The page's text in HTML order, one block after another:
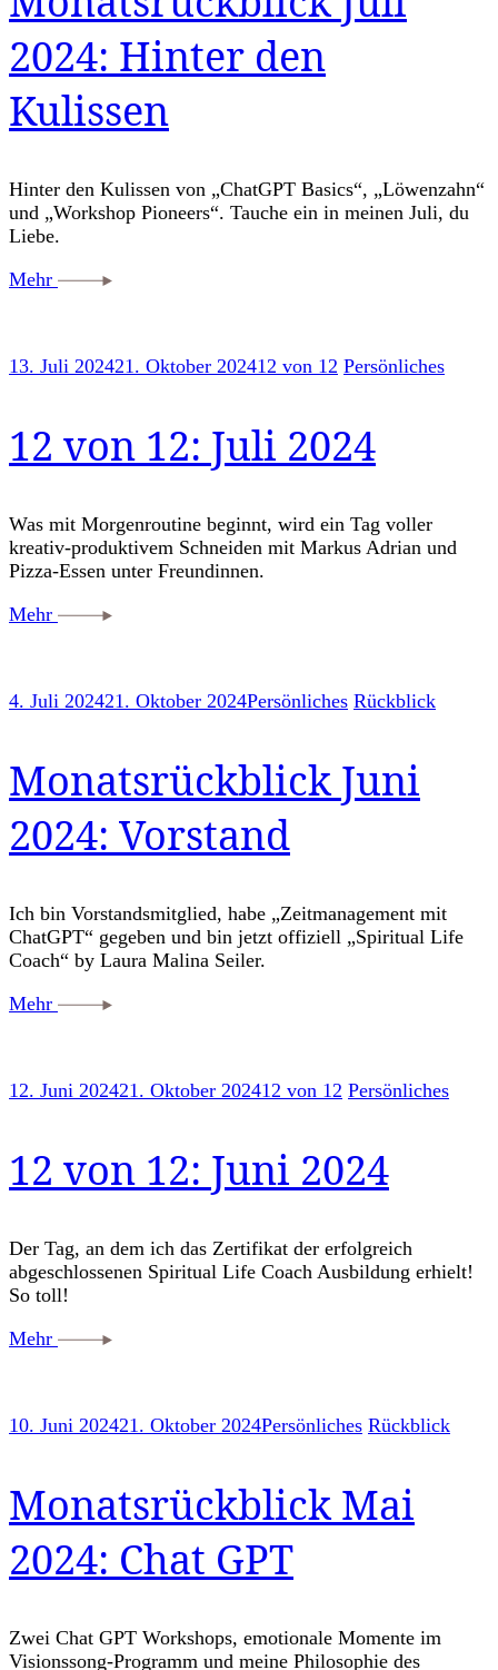
2024: Hinter den
Kulissen
Hinter den Kulissen von „ChatGPT Basics“, „Löwenzahn“
und „Workshop Pioneers“. Tauche ein in meinen Juli, du
Liebe.
Mehr
13. Juli 202421. Oktober 202412 von 12 Persönliches
12 von 12: Juli 2024
Was mit Morgenroutine beginnt, wird ein Tag voller
kreativ-produktivem Schneiden mit Markus Adrian und
Pizza-Essen unter Freundinnen.
Mehr
4. Juli 202421. Oktober 2024Persönliches Rückblick
Monatsrückblick Juni
2024: Vorstand
Ich bin Vorstandsmitglied, habe „Zeitmanagement mit
ChatGPT“ gegeben und bin jetzt offiziell „Spiritual Life
Coach“ by Laura Malina Seiler.
Mehr
12. Juni 202421. Oktober 202412 von 12 Persönliches
12 von 12: Juni 2024
Der Tag, an dem ich das Zertifikat der erfolgreich
abgeschlossenen Spiritual Life Coach Ausbildung erhielt!
So toll!
Mehr
10. Juni 202421. Oktober 2024Persönliches Rückblick
Monatsrückblick Mai
2024: Chat GPT
Zwei Chat GPT Workshops, emotionale Momente im
Visionssong-Programm und meine Philosophie des